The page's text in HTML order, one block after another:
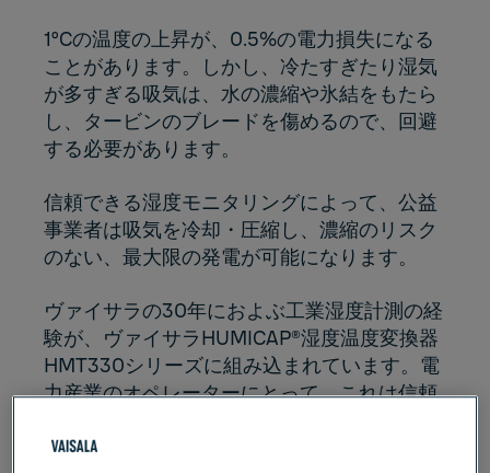
1ºCの温度の上昇が、0.5%の電力損失になる
ことがあります。しかし、冷たすぎたり湿気
が多すぎる吸気は、水の濃縮や氷結をもたら
し、タービンのブレードを傷めるので、回避
する必要があります。
信頼できる湿度モニタリングによって、公益
事業者は吸気を冷却・圧縮し、濃縮のリスク
のない、最大限の発電が可能になります。
ヴァイサラの30年におよぶ工業湿度計測の経
験が、ヴァイサラHUMICAP®湿度温度変換器
HMT330シリーズに組み込まれています。電
力産業のオペレーターにとって、これは信頼
HMT330シリーズでは、以下のような広汎な